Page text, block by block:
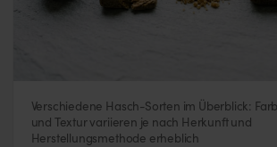
Verschiedene Hasch-Sorten im Überblick:
und Textur variieren je nach Herkunft und
Herstellungsmethode erheblich